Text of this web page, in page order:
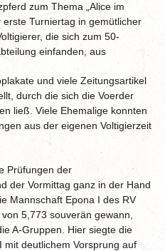
zum Thema „Alice im
Turniertag in gemütlicher
die sich zum 50-
einfanden, aus
und viele Zeitungsartikel
durch die sich die Voerder
ließ. Viele Ehemalige konnten
aus der eigenen Voltigierzeit
Prüfungen der
der Vormittag ganz in der Hand
Mannschaft Epona I des RV
5,773 souverän gewann,
A-Gruppen. Hier siegte die
mit deutlichem Vorsprung auf